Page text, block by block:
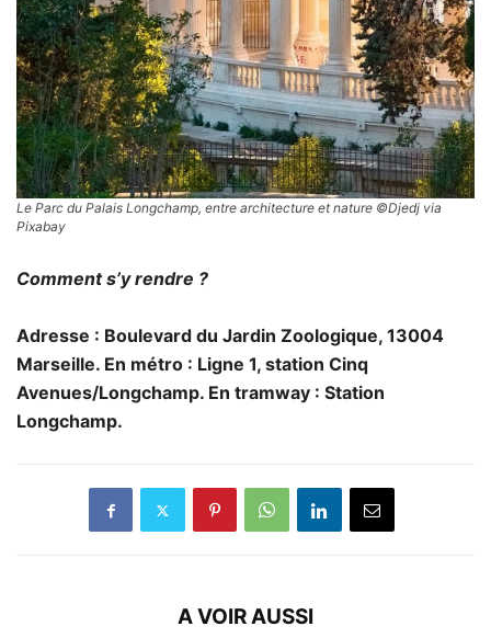
Le Parc du Palais Longchamp, entre architecture et nature ©Djedj via
Pixabay
Comment s’y rendre ?
Adresse : Boulevard du Jardin Zoologique, 13004
Marseille. En métro : Ligne 1, station Cinq
Avenues/Longchamp. En tramway : Station
Longchamp.
A VOIR AUSSI